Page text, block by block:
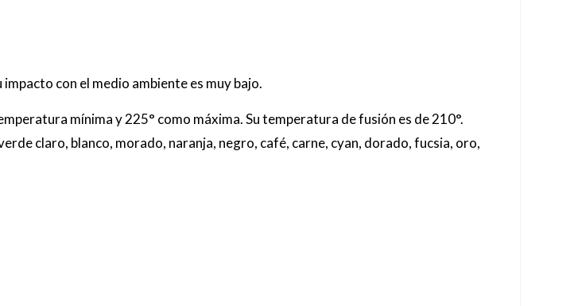
con el medio ambiente es muy bajo.
mínima y 225° como máxima. Su temperatura de fusión es de 210°.
claro, blanco, morado, naranja, negro, café, carne, cyan, dorado, fucsia, oro,